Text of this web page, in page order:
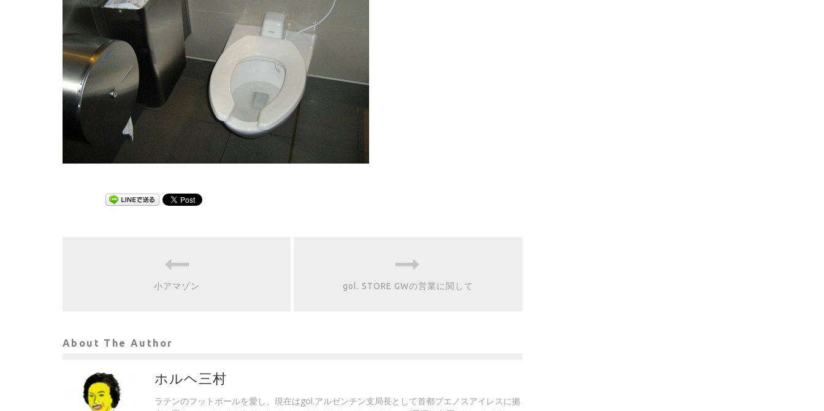
小アマゾン gol. STORE GWの営業に関して
About The Author
ホルヘ三村
ラテンのフットボールを愛し、現在はgol.アルゼンチン支局長として首都ブエノスアイレスに拠